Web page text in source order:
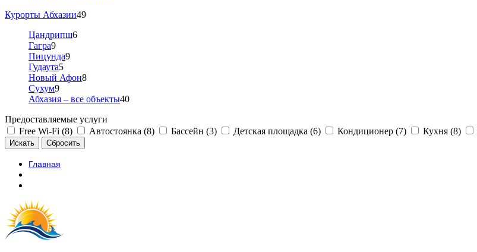
Курорты Абхазии49
Цандрипш6
Гагра9
Пицунда9
Гудаута5
Новый Афон8
Сухум9
Абхазия – все объекты40
Предоставляемые услуги
Free Wi-Fi (8)
Автостоянка (8) Бассейн (3) Детская площадка (6) Кондиционер (7) Кухня (8)
Главная